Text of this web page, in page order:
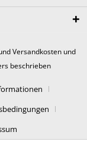
Versandkostenund
beschrieben